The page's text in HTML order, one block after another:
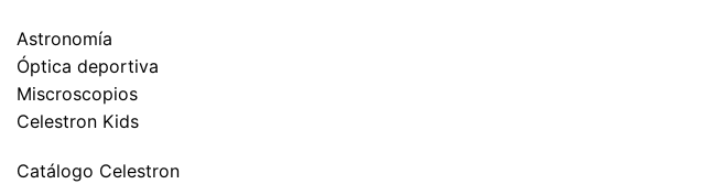
Astronomía
Óptica deportiva
Miscroscopios
Celestron Kids
Catálogo Celestron